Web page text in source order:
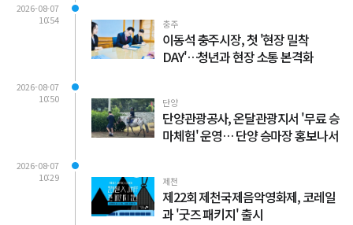
2026-08-07
10:54
충주
이동석 충주시장, 첫 '현장 밀착
DAY'…청년과 현장 소통 본격화
2026-08-07
10:50
단양
단양관광공사, 온달관광지서 '무료 승
마체험' 운영… 단양 승마장 홍보나서
2026-08-07
10:29
제천
제22회 제천국제음악영화제, 코레일
과 '굿즈 패키지' 출시